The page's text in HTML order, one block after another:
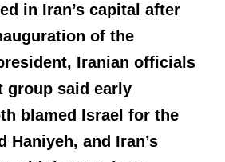
in Iran’s capital after
of the
Iranian officials
group said early
blamed Israel for the
and Iran’s